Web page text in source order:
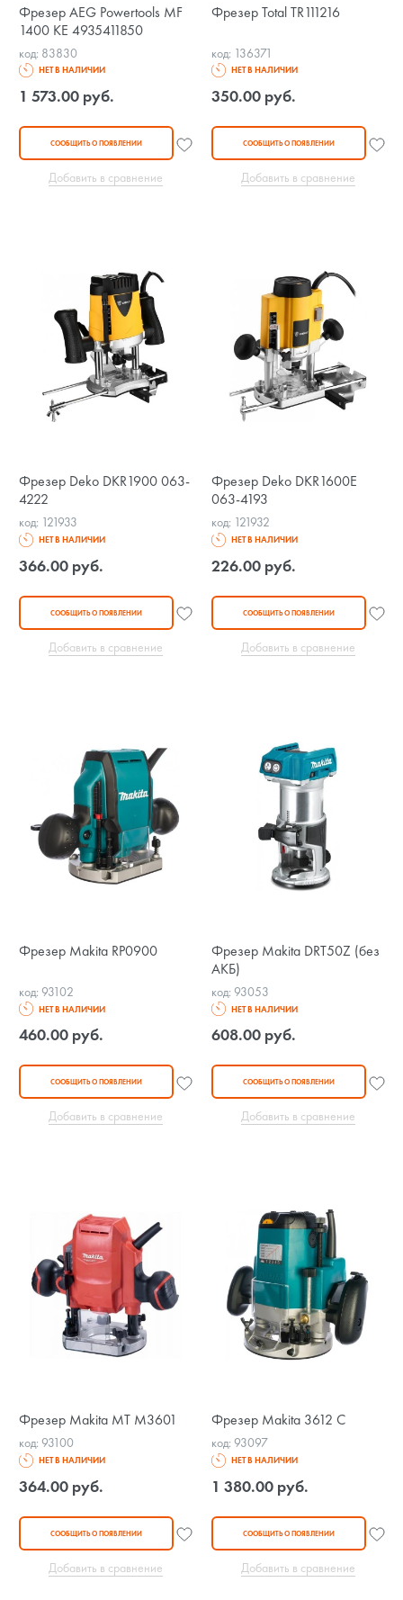
Фрезер AEG Powertools MF
1400 KE 4935411850
код: 83830
НЕТ В НАЛИЧИИ
1 573.00 руб.
СООБЩИТЬ О ПОЯВЛЕНИИ
Добавить в сравнение
Фрезер Total TR111216
код: 136371
НЕТ В НАЛИЧИИ
350.00 руб.
СООБЩИТЬ О ПОЯВЛЕНИИ
Добавить в сравнение
Фрезер Deko DKR1900 063-
4222
код: 121933
НЕТ В НАЛИЧИИ
366.00 руб.
СООБЩИТЬ О ПОЯВЛЕНИИ
Добавить в сравнение
Фрезер Deko DKR1600E
063-4193
код: 121932
НЕТ В НАЛИЧИИ
226.00 руб.
СООБЩИТЬ О ПОЯВЛЕНИИ
Добавить в сравнение
Фрезер Makita RP0900
код: 93102
НЕТ В НАЛИЧИИ
460.00 руб.
СООБЩИТЬ О ПОЯВЛЕНИИ
Добавить в сравнение
Фрезер Makita DRT50Z (без
АКБ)
код: 93053
НЕТ В НАЛИЧИИ
608.00 руб.
СООБЩИТЬ О ПОЯВЛЕНИИ
Добавить в сравнение
Фрезер Makita MT M3601
код: 93100
НЕТ В НАЛИЧИИ
364.00 руб.
СООБЩИТЬ О ПОЯВЛЕНИИ
Добавить в сравнение
Фрезер Makita 3612 C
код: 93097
НЕТ В НАЛИЧИИ
1 380.00 руб.
СООБЩИТЬ О ПОЯВЛЕНИИ
Добавить в сравнение